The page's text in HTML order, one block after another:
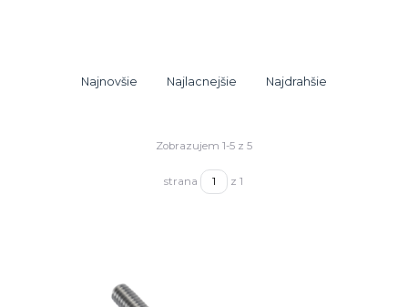
Najnovšie Najlacnejšie Najdrahšie
Zobrazujem 1-5 z 5
strana z 1